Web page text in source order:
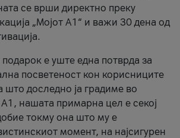
се врши директно преку
„Мојот А1“ и важи 30 дена од
подарок е уште една потврда за
посветеност кон корисниците
што доследно ја градиме во
нашата примарна цел е секој
токму она што му е
момент, на најсигурен